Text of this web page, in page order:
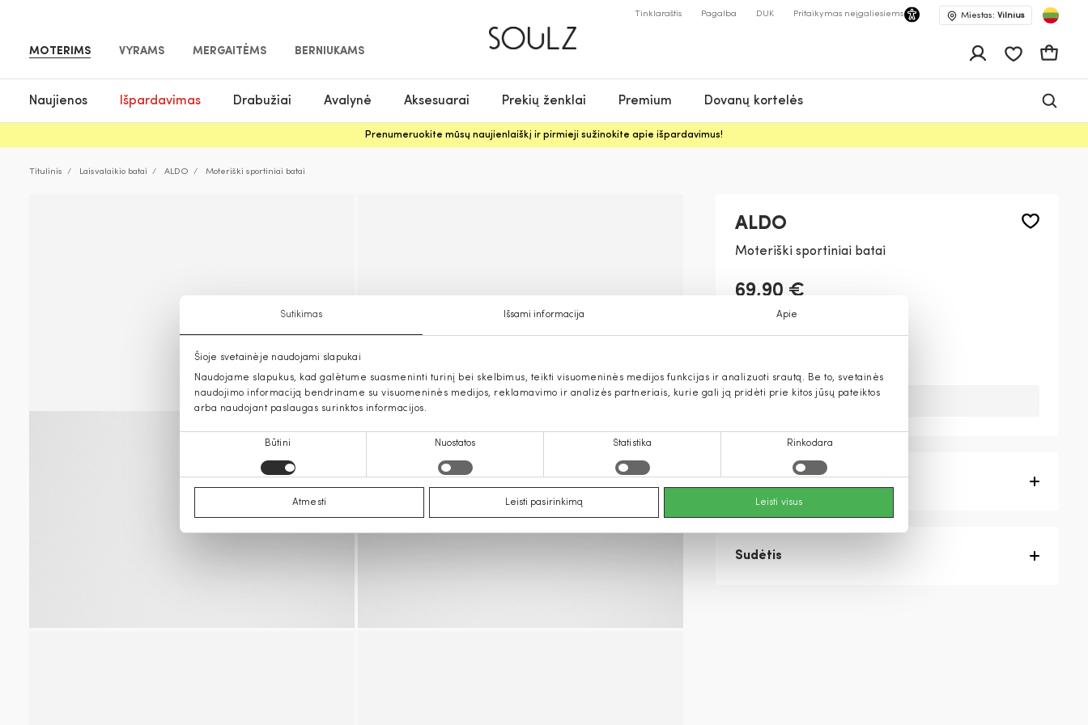
Sutikimas Išsami informacija Apie
Šioje svetainėje naudojami slapukai
Naudojame slapukus, kad galėtume suasmeninti turinį bei skelbimus, teikti visuomeninės medijos funkcijas ir analizuoti srautą. Be to, svetainės
naudojimo informaciją bendriname su visuomeninės medijos, reklamavimo ir analizės partneriais, kurie gali ją pridėti prie kitos jūsų pateiktos
arba naudojant paslaugas surinktos informacijos.
Būtini Nuostatos Statistika Rinkodara
Atmesti Leisti pasirinkimą Leisti visus
MOTERIMS VYRAMS MERGAITĖMS BERNIUKAMS
Tinklaraštis Pagalba DUK Pritaikymas neįgaliesiems Miestas: Vilnius
Pageidavimų
Naujienos Išpardavimas Drabužiai Avalynė Aksesuarai Prekių ženklai Premium Dovanų kortelės
Prenumeruokite mūsų naujienlaiškį ir pirmieji sužinokite apie išpardavimus!
Titulinis Laisvalaikio batai ALDO Moteriški sportiniai batai
ALDO
Moteriški sportiniai batai
69,90 €
Deja, šios prekės nebeturime.
Prekės aprašymas
Sudėtis